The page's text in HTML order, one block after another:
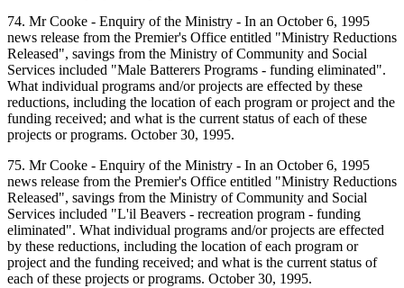
74. Mr Cooke - Enquiry of the Ministry - In an October 6, 1995
news release from the Premier's Office entitled "Ministry Reductions
Released", savings from the Ministry of Community and Social
Services included "Male Batterers Programs - funding eliminated".
What individual programs and/or projects are effected by these
reductions, including the location of each program or project and the
funding received; and what is the current status of each of these
projects or programs. October 30, 1995.
75. Mr Cooke - Enquiry of the Ministry - In an October 6, 1995
news release from the Premier's Office entitled "Ministry Reductions
Released", savings from the Ministry of Community and Social
Services included "L'il Beavers - recreation program - funding
eliminated". What individual programs and/or projects are effected
by these reductions, including the location of each program or
project and the funding received; and what is the current status of
each of these projects or programs. October 30, 1995.